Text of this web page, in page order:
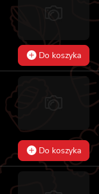
Do koszyka
Do koszyka